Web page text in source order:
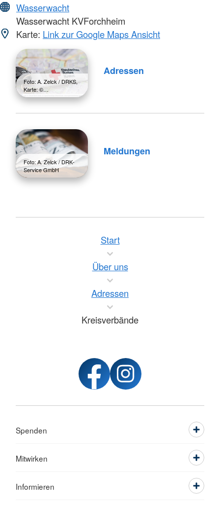
Wasserwacht
Wasserwacht KVForchheim
Karte: Link zur Google Maps Ansicht
Foto: A. Zelck / DRKS,
Karte: ©…
Adressen
Foto: A. Zelck / DRK-
Service GmbH
Meldungen
Start
Über uns
Adressen
Kreisverbände
Spenden
Mitwirken
Informieren